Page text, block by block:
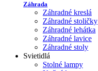
Záhrada
Záhradné kreslá
Záhradné stoličky
Záhradné lehátka
Záhradné lavice
Záhradné stoly
Svietidlá
Stolné lampy